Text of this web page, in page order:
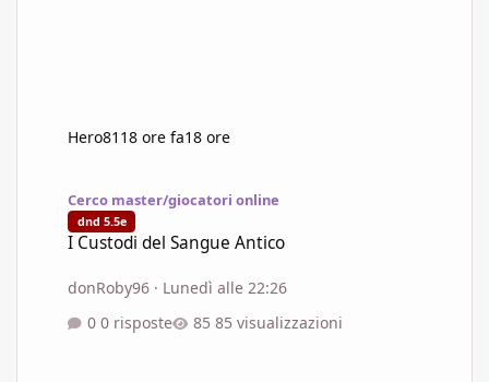
Hero81 18 ore fa18 ore
Cerco master/giocatori online
dnd 5.5e
I Custodi del Sangue Antico
donRoby96 · Lunedì alle 22:26
0 risposte
85 visualizzazioni